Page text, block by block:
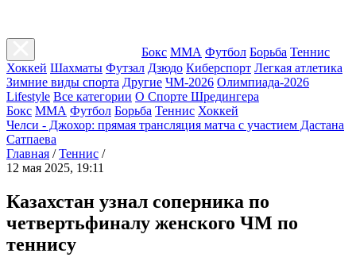
Бокс ММА Футбол Борьба Теннис
Хоккей Шахматы Футзал Дзюдо Киберспорт Легкая атлетика
Зимние виды спорта Другие ЧМ-2026 Олимпиада-2026
Lifestyle Все категории О Спорте Шредингера
Бокс ММА Футбол Борьба Теннис Хоккей
Челси - Джохор: прямая трансляция матча с участием Дастана
Сатпаева
Главная / Теннис /
12 мая 2025, 19:11
Казахстан узнал соперника по
четвертьфиналу женского ЧМ по
теннису